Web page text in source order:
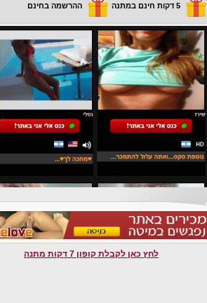
5 דקות חינם במתנה ההרשמה בחינם
לחץ כאן לקבלת קופון 7 דקות מתנה